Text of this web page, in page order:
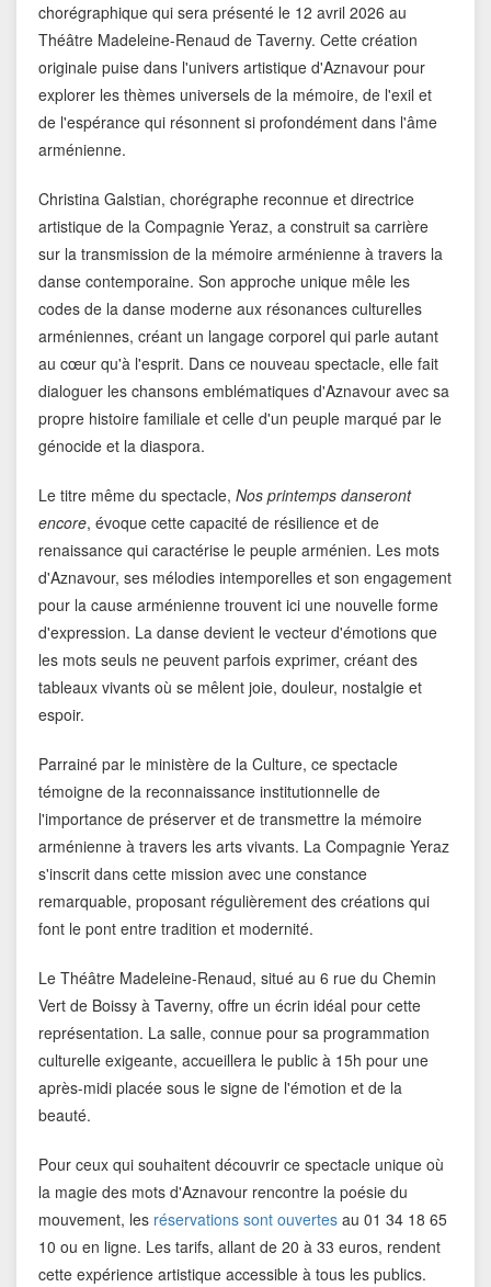
chorégraphique qui sera présenté le 12 avril 2026 au
Théâtre Madeleine-Renaud de Taverny. Cette création
originale puise dans l'univers artistique d'Aznavour pour
explorer les thèmes universels de la mémoire, de l'exil et
de l'espérance qui résonnent si profondément dans l'âme
arménienne.
Christina Galstian, chorégraphe reconnue et directrice
artistique de la Compagnie Yeraz, a construit sa carrière
sur la transmission de la mémoire arménienne à travers la
danse contemporaine. Son approche unique mêle les
codes de la danse moderne aux résonances culturelles
arméniennes, créant un langage corporel qui parle autant
au cœur qu'à l'esprit. Dans ce nouveau spectacle, elle fait
dialoguer les chansons emblématiques d'Aznavour avec sa
propre histoire familiale et celle d'un peuple marqué par le
génocide et la diaspora.
Le titre même du spectacle, Nos printemps danseront
encore, évoque cette capacité de résilience et de
renaissance qui caractérise le peuple arménien. Les mots
d'Aznavour, ses mélodies intemporelles et son engagement
pour la cause arménienne trouvent ici une nouvelle forme
d'expression. La danse devient le vecteur d'émotions que
les mots seuls ne peuvent parfois exprimer, créant des
tableaux vivants où se mêlent joie, douleur, nostalgie et
espoir.
Parrainé par le ministère de la Culture, ce spectacle
témoigne de la reconnaissance institutionnelle de
l'importance de préserver et de transmettre la mémoire
arménienne à travers les arts vivants. La Compagnie Yeraz
s'inscrit dans cette mission avec une constance
remarquable, proposant régulièrement des créations qui
font le pont entre tradition et modernité.
Le Théâtre Madeleine-Renaud, situé au 6 rue du Chemin
Vert de Boissy à Taverny, offre un écrin idéal pour cette
représentation. La salle, connue pour sa programmation
culturelle exigeante, accueillera le public à 15h pour une
après-midi placée sous le signe de l'émotion et de la
beauté.
Pour ceux qui souhaitent découvrir ce spectacle unique où
la magie des mots d'Aznavour rencontre la poésie du
mouvement, les réservations sont ouvertes au 01 34 18 65
10 ou en ligne. Les tarifs, allant de 20 à 33 euros, rendent
cette expérience artistique accessible à tous les publics.